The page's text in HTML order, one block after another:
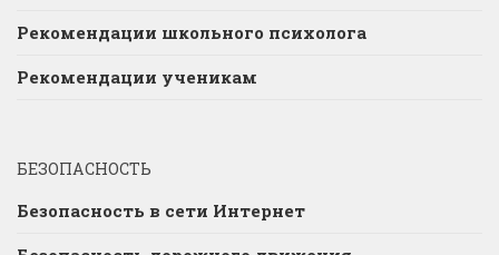
Рекомендации школьного психолога
Рекомендации ученикам
БЕЗОПАСНОСТЬ
Безопасность в сети Интернет